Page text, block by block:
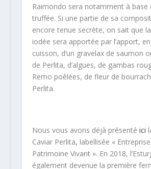
Raimondo sera notamment à base
truffée. Si une partie de sa
encore tenue secrète, on sait que
iodée sera apportée par l’apport,
cuisson, d’un gravelax de saumon
de Perlita, d’algues, de gambas
Remo poêlées, de fleur de
Perlita.
Nous vous avons déjà présenté ici
Caviar Perlita, labellisée «
Patrimoine Vivant ». En 2018,
également devenue la première